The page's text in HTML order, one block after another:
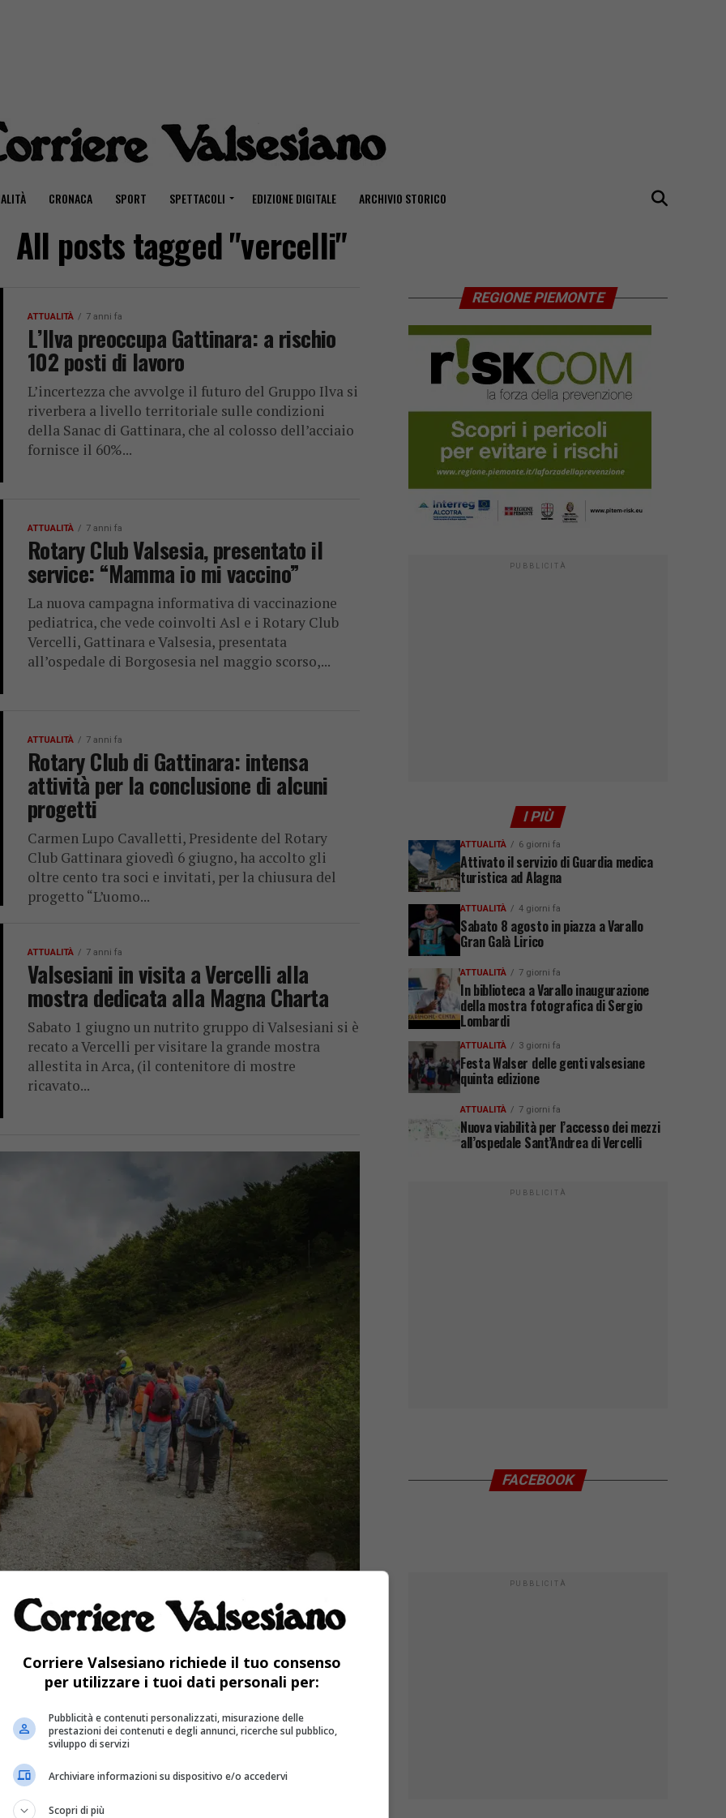
CRONACA SPORT SPETTACOLI EDIZIONE DIGITALE ARCHIVIO STORICO
All posts tagged "vercelli"
ATTUALITÀ 7 anni fa
L’Ilva preoccupa Gattinara: a rischio
102 posti di lavoro
L’incertezza che avvolge il futuro del Gruppo Ilva si
riverbera a livello territoriale sulle condizioni
della Sanac di Gattinara, che al colosso dell’acciaio
fornisce il 60%...
ATTUALITÀ 7 anni fa
Rotary Club Valsesia, presentato il
service: “Mamma io mi vaccino”
La nuova campagna informativa di vaccinazione
pediatrica, che vede coinvolti Asl e i Rotary Club
Vercelli, Gattinara e Valsesia, presentata
all’ospedale di Borgosesia nel maggio scorso,...
ATTUALITÀ 7 anni fa
Rotary Club di Gattinara: intensa
attività per la conclusione di alcuni
progetti
Carmen Lupo Cavalletti, Presidente del Rotary
Club Gattinara giovedì 6 giugno, ha accolto gli
oltre cento tra soci e invitati, per la chiusura del
progetto “L’uomo...
ATTUALITÀ 7 anni fa
Valsesiani in visita a Vercelli alla
mostra dedicata alla Magna Charta
Sabato 1 giugno un nutrito gruppo di Valsesiani si è
recato a Vercelli per visitare la grande mostra
allestita in Arca, (il contenitore di mostre
ricavato...
edizione di
«Transumando» per offrire a tutti gli
a una transumanza autentica, al seguito
REGIONE PIEMONTE
PUBBLICITÀ
I PIÙ
ATTUALITÀ 6 giorni fa
Attivato il servizio di Guardia medica
turistica ad Alagna
ATTUALITÀ 4 giorni fa
Sabato 8 agosto in piazza a Varallo
Gran Galà Lirico
ATTUALITÀ 7 giorni fa
In biblioteca a Varallo inaugurazione
della mostra fotografica di Sergio
Lombardi
ATTUALITÀ 3 giorni fa
Festa Walser delle genti valsesiane
quinta edizione
ATTUALITÀ 7 giorni fa
Nuova viabilità per l’accesso dei mezzi
all’ospedale Sant’Andrea di Vercelli
PUBBLICITÀ
FACEBOOK
PUBBLICITÀ
Corriere Valsesiano richiede il tuo consenso
per utilizzare i tuoi dati personali per:
Pubblicità e contenuti personalizzati, misurazione delle
prestazioni dei contenuti e degli annunci, ricerche sul pubblico,
sviluppo di servizi
Archiviare informazioni su dispositivo e/o accedervi
Scopri di più